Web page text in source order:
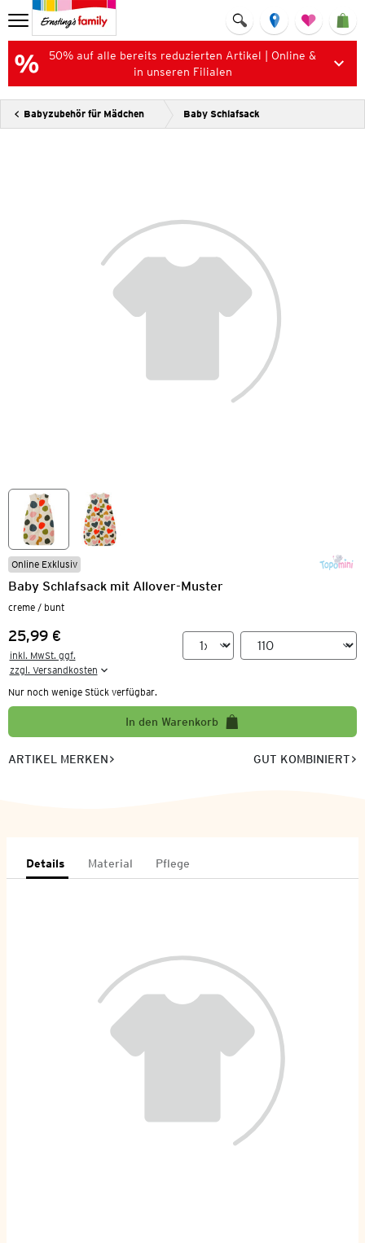
50% auf alle bereits reduzierten Artikel | Online &
in unseren Filialen
Babyzubehör für Mädchen Baby Schlafsack
Online Exklusiv
Baby Schlafsack mit Allover-Muster
creme / bunt
Preis:
25,99 €
inkl. MwSt. ggf.
zzgl. Versandkosten
Nur noch wenige Stück verfügbar.
In den Warenkorb
ARTIKEL MERKEN GUT KOMBINIERT
Details Material Pflege